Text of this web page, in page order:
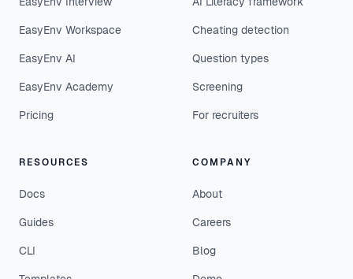
EasyEnv Workspace
EasyEnv AI
EasyEnv Academy
Pricing
Cheating detection
Question types
Screening
For recruiters
RESOURCES
Docs
Guides
CLI
COMPANY
About
Careers
Blog